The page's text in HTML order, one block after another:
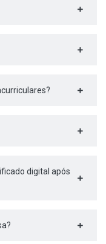
digital após